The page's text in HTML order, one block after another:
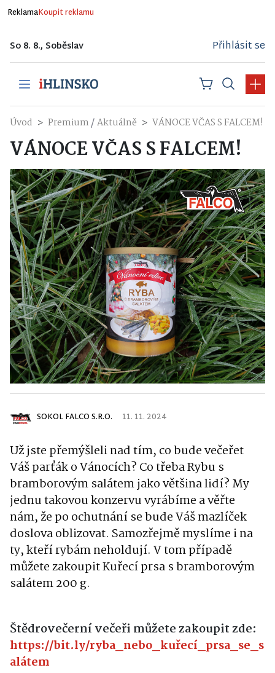
ReklamaKoupit reklamu
So 8. 8., Soběslav Přihlásit se
Úvod Premium/Aktuálně VÁNOCE VČAS S FALCEM!
VÁNOCE VČAS S FALCEM!
SOKOL FALCO S.R.O. 11. 11. 2024
Už jste přemýšleli nad tím, co bude večeřet
Váš parťák o Vánocích? Co třeba Rybu s
bramborovým salátem jako většina lidí? My
jednu takovou konzervu vyrábíme a věřte
nám, že po ochutnání se bude Váš mazlíček
doslova oblizovat. Samozřejmě myslíme i na
ty, kteří rybám neholdují. V tom případě
můžete zakoupit Kuřecí prsa s bramborovým
salátem 200 g.
Štědrovečerní večeři můžete zakoupit zde:
https://bit.ly/ryba_nebo_kuřecí_prsa_se_s
alátem